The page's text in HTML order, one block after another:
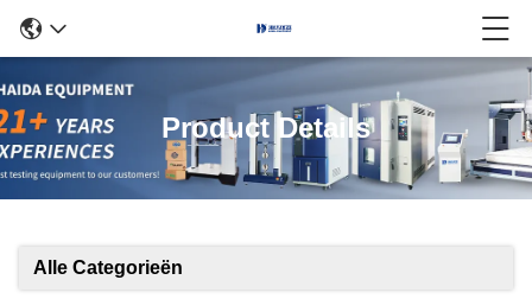
Product Details
Alle Categorieën